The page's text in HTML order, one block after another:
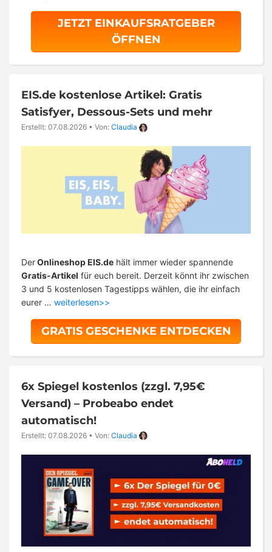
JETZT EINKAUFSRATGEBER
ÖFFNEN
EIS.de kostenlose Artikel: Gratis
Satisfyer, Dessous-Sets und mehr
Erstellt: 07.08.2026 • Von: Claudia
DerOnlineshop EIS.de hält immer wieder spannende
Gratis-Artikel für euch bereit. Derzeit könnt ihr zwischen
3 und 5 kostenlosen Tagestipps wählen, die ihr einfach
eurer … weiterlesen>>
GRATIS GESCHENKE ENTDECKEN
6x Spiegel kostenlos (zzgl. 7,95€
Versand) – Probeabo endet
automatisch!
Erstellt: 07.08.2026 • Von: Claudia